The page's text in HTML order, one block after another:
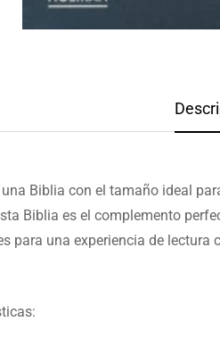
Biblia con el tamaño ideal
Biblia es el complemento
para una experiencia de lectura